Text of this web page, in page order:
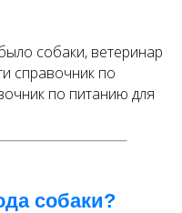
собаки, ветеринар
справочник по
по питанию для
собаки?